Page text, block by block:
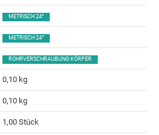
METRISCH 24°
METRISCH 24°
ROHRVERSCHRAUBUNG KÖRPER
0,10 kg
0,10 kg
1,00 Stück